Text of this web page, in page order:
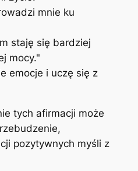
mnie ku
staję się bardziej
mocy."
emocje i uczę się z
tych afirmacji może
pozytywnych myśli z